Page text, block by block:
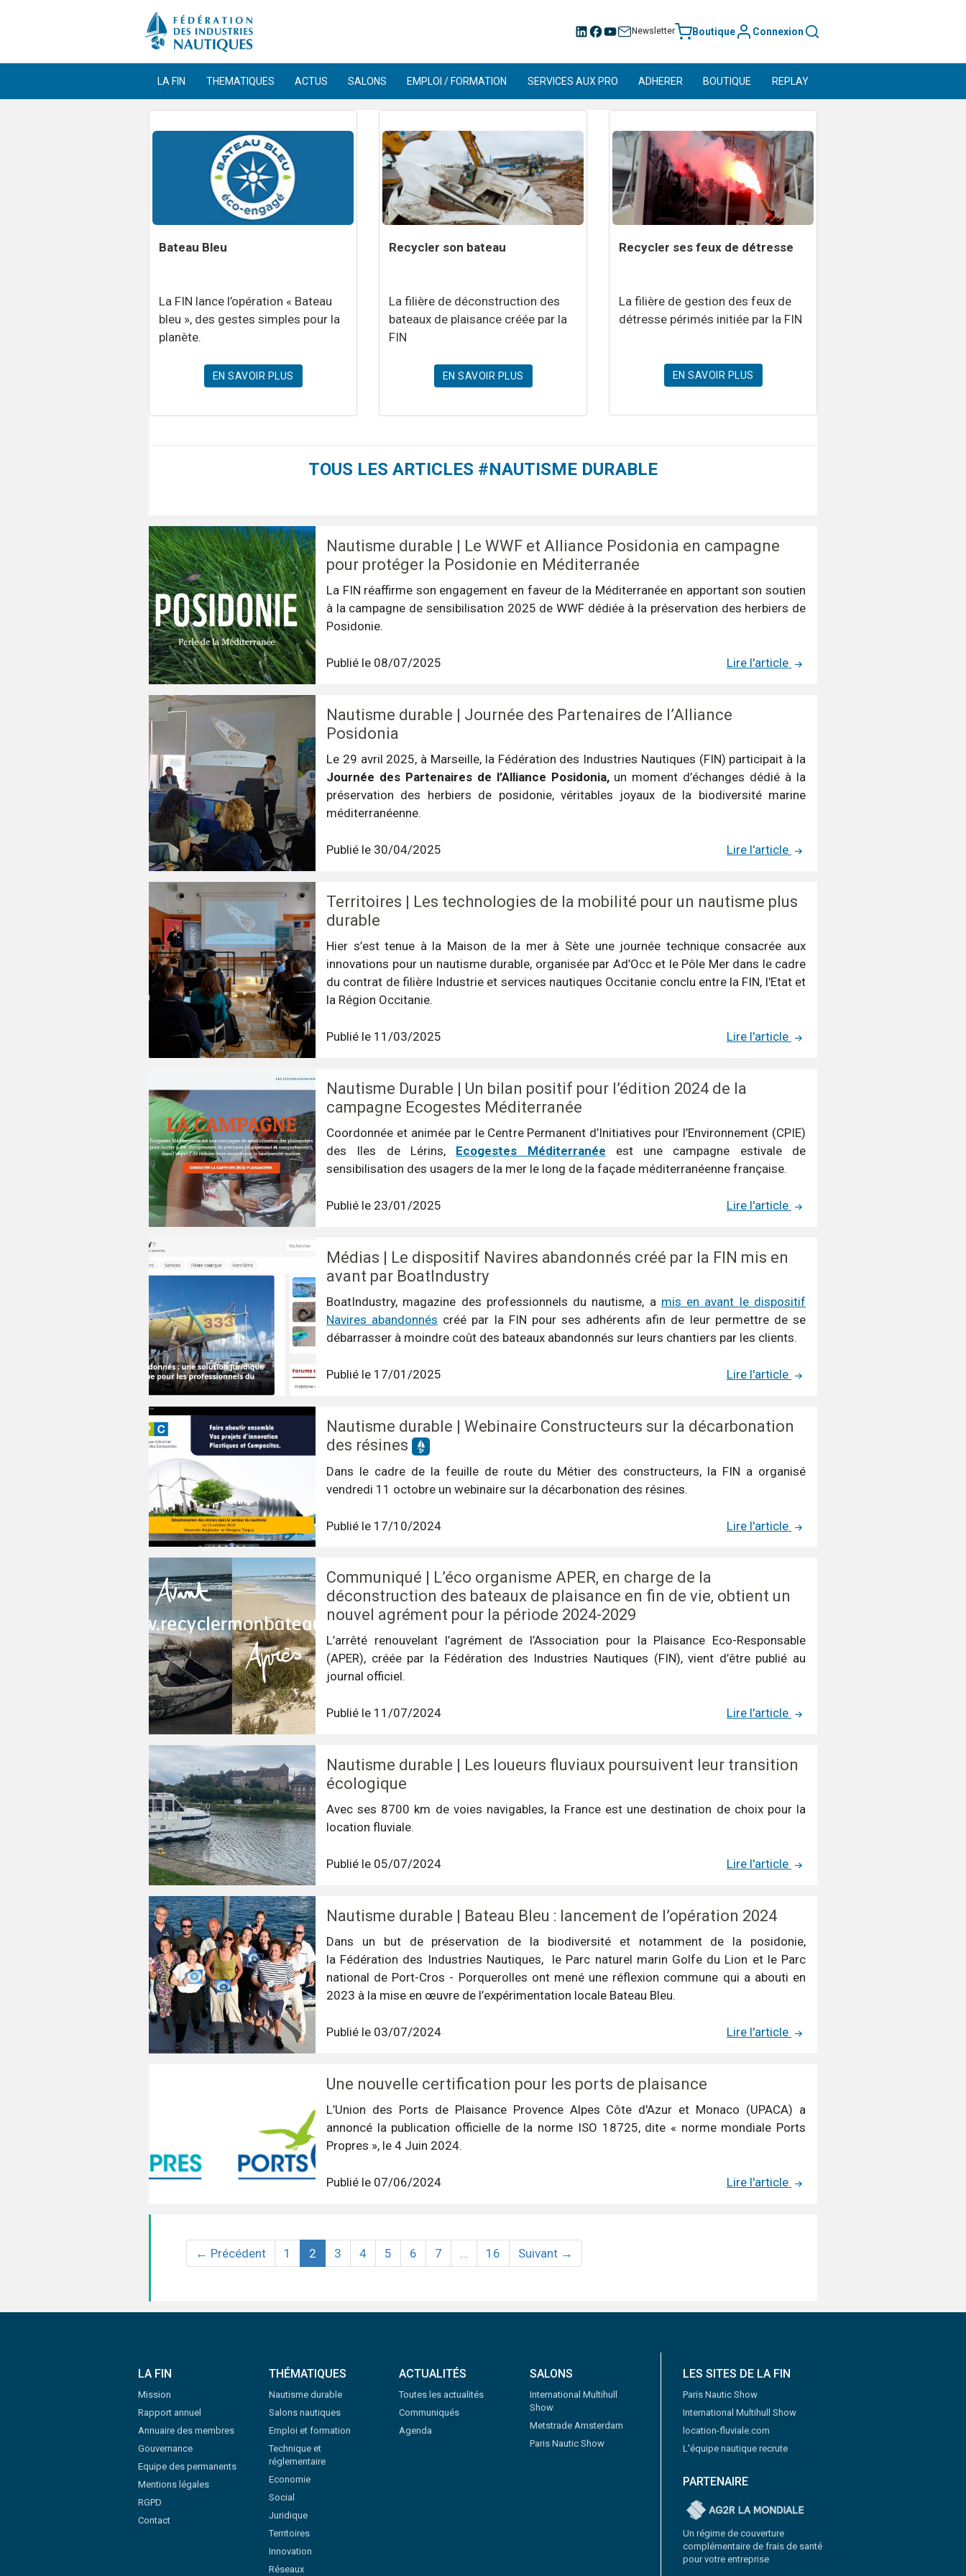
Newsletter Boutique Connexion
LA FIN THEMATIQUES ACTUS SALONS EMPLOI / FORMATION SERVICES AUX PRO ADHERER BOUTIQUE REPLAY
Bateau Bleu
La FIN lance l’opération « Bateau
bleu », des gestes simples pour la
planète.
EN SAVOIR PLUS
Recycler son bateau
La filière de déconstruction des
bateaux de plaisance créée par la
FIN
EN SAVOIR PLUS
Recycler ses feux de détresse
La filière de gestion des feux de
détresse périmés initiée par la FIN
EN SAVOIR PLUS
TOUS LES ARTICLES #NAUTISME DURABLE
Nautisme durable | Le WWF et Alliance Posidonia en campagne
pour protéger la Posidonie en Méditerranée
La FIN réaffirme son engagement en faveur de la Méditerranée en apportant son soutien
à la campagne de sensibilisation 2025 de WWF dédiée à la préservation des herbiers de
Posidonie.
Publié le 08/07/2025 Lire l'article
Nautisme durable | Journée des Partenaires de l’Alliance
Posidonia
Le 29 avril 2025, à Marseille, la Fédération des Industries Nautiques (FIN) participait à la
Journée des Partenaires de l’Alliance Posidonia, un moment d’échanges dédié à la
préservation des herbiers de posidonie, véritables joyaux de la biodiversité marine
méditerranéenne.
Publié le 30/04/2025 Lire l'article
Territoires | Les technologies de la mobilité pour un nautisme plus
durable
Hier s’est tenue à la Maison de la mer à Sète une journée technique consacrée aux
innovations pour un nautisme durable, organisée par Ad’Occ et le Pôle Mer dans le cadre
du contrat de filière Industrie et services nautiques Occitanie conclu entre la FIN, l'Etat et
la Région Occitanie.
Publié le 11/03/2025 Lire l'article
Nautisme Durable | Un bilan positif pour l’édition 2024 de la
campagne Ecogestes Méditerranée
Coordonnée et animée par le Centre Permanent d’Initiatives pour l’Environnement (CPIE)
des Iles de Lérins, Ecogestes Méditerranée est une campagne estivale de
sensibilisation des usagers de la mer le long de la façade méditerranéenne française.
Publié le 23/01/2025 Lire l'article
Médias | Le dispositif Navires abandonnés créé par la FIN mis en
avant par BoatIndustry
BoatIndustry, magazine des professionnels du nautisme, a mis en avant le dispositif
Navires abandonnés créé par la FIN pour ses adhérents afin de leur permettre de se
débarrasser à moindre coût des bateaux abandonnés sur leurs chantiers par les clients.
Publié le 17/01/2025 Lire l'article
Nautisme durable | Webinaire Constructeurs sur la décarbonation
des résines
Dans le cadre de la feuille de route du Métier des constructeurs, la FIN a organisé
vendredi 11 octobre un webinaire sur la décarbonation des résines.
Publié le 17/10/2024 Lire l'article
Communiqué | L’éco organisme APER, en charge de la
déconstruction des bateaux de plaisance en fin de vie, obtient un
nouvel agrément pour la période 2024-2029
L’arrêté renouvelant l’agrément de l’Association pour la Plaisance Eco-Responsable
(APER), créée par la Fédération des Industries Nautiques (FIN), vient d’être publié au
journal officiel.
Publié le 11/07/2024 Lire l'article
Nautisme durable | Les loueurs fluviaux poursuivent leur transition
écologique
Avec ses 8700 km de voies navigables, la France est une destination de choix pour la
location fluviale.
Publié le 05/07/2024 Lire l'article
Nautisme durable | Bateau Bleu : lancement de l’opération 2024
Dans un but de préservation de la biodiversité et notamment de la posidonie,
la Fédération des Industries Nautiques, le Parc naturel marin Golfe du Lion et le Parc
national de Port-Cros - Porquerolles ont mené une réflexion commune qui a abouti en
2023 à la mise en œuvre de l’expérimentation locale Bateau Bleu.
Publié le 03/07/2024 Lire l'article
Une nouvelle certification pour les ports de plaisance
L’Union des Ports de Plaisance Provence Alpes Côte d'Azur et Monaco (UPACA) a
annoncé la publication officielle de la norme ISO 18725, dite « norme mondiale Ports
Propres », le 4 Juin 2024.
Publié le 07/06/2024 Lire l'article
← Précédent 1 2 (current)
3 4 5 6 7 16 Suivant →
LA FIN
Mission
Rapport annuel
Annuaire des membres
Gouvernance
Equipe des permanents
Mentions légales
RGPD
Contact
THÉMATIQUES
Nautisme durable
Salons nautiques
Emploi et formation
Technique et
réglementaire
Economie
Social
Juridique
Territoires
Innovation
Réseaux
ACTUALITÉS
Toutes les actualités
Communiqués
Agenda
SALONS
International Multihull
Show
Metstrade Amsterdam
Paris Nautic Show
LES SITES DE LA FIN
Paris Nautic Show
International Multihull Show
location-fluviale.com
L'équipe nautique recrute
PARTENAIRE
Un régime de couverture
complémentaire de frais de santé
pour votre entreprise